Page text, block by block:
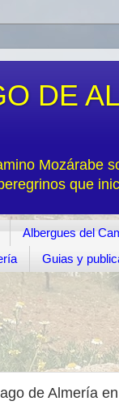
DE
Mozárabe
que
Albergues del
Guias y
de Almería